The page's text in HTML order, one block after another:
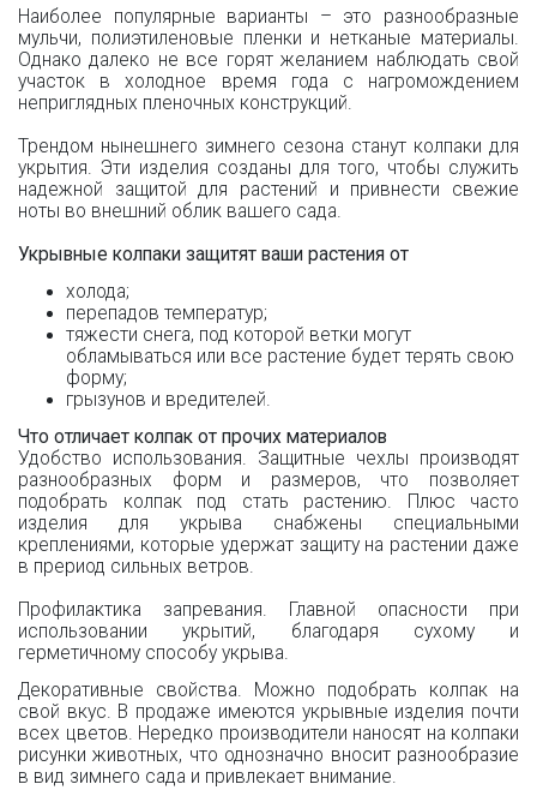
Наиболее популярные варианты – это разнообразные
мульчи, полиэтиленовые пленки и нетканые материалы.
Однако далеко не все горят желанием наблюдать свой
участок в холодное время года с нагромождением
неприглядных пленочных конструкций.
Трендом нынешнего зимнего сезона станут колпаки для
укрытия. Эти изделия созданы для того, чтобы служить
надежной защитой для растений и привнести свежие
ноты во внешний облик вашего сада.
Укрывные колпаки защитят ваши растения от
холода;
перепадов температур;
тяжести снега, под которой ветки могут
обламываться или все растение будет терять свою
форму;
грызунов и вредителей.
Что отличает колпак от прочих материалов
Удобство использования. Защитные чехлы производят
разнообразных форм и размеров, что позволяет
подобрать колпак под стать растению. Плюс часто
изделия для укрыва снабжены специальными
креплениями, которые удержат защиту на растении даже
в прериод сильных ветров.
Профилактика запревания. Главной опасности при
использовании укрытий, благодаря сухому и
герметичному способу укрыва.
Декоративные свойства. Можно подобрать колпак на
свой вкус. В продаже имеются укрывные изделия почти
всех цветов. Нередко производители наносят на колпаки
рисунки животных, что однозначно вносит разнообразие
в вид зимнего сада и привлекает внимание.